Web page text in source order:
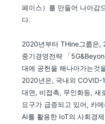
페이스）를 만들어 나아감
다.
2020년부터 THine그룹은,
중기경영전략 「
대에 공헌을 해나아가는것
2020년은, 국내외 COVID-
대면, 비접촉, 무인화등, 새
요구가 급증되고 있어, 카
AI를 활용한 IoT의 사회경